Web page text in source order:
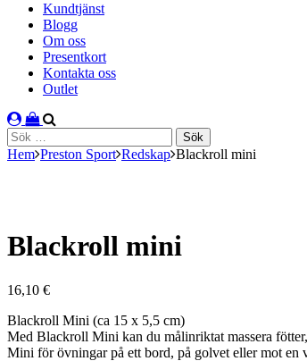
Kundtjänst
Blogg
Om oss
Presentkort
Kontakta oss
Outlet
Sök
efter:
Hem Preston Sport Redskap Blackroll mini
Blackroll mini
16,10 €
Blackroll Mini (ca 15 x 5,5 cm)
Med Blackroll Mini kan du målinriktat massera
Mini för övningar på ett bord, på golvet eller mot